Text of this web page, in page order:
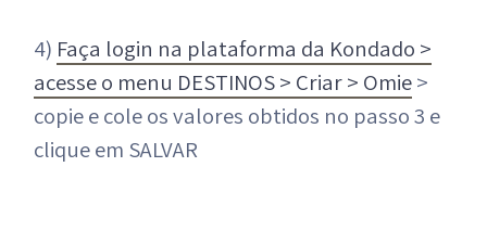
4) Faça login na plataforma da Kondado >
acesse o menu DESTINOS > Criar > Omie>
copie e cole os valores obtidos no passo 3 e
clique em SALVAR